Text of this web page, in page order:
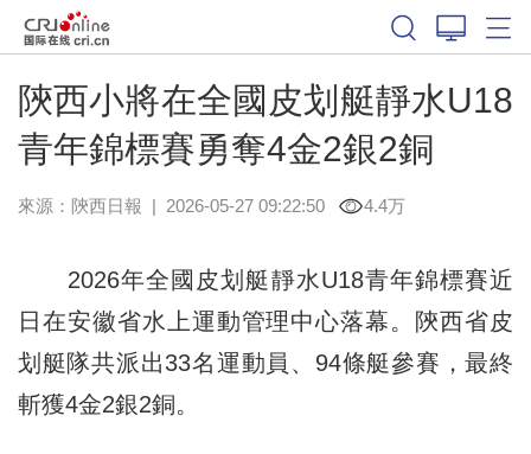
陝西小將在全國皮划艇靜水U18
青年錦標賽勇奪4金2銀2銅
來源： 陝西日報 | 2026-05-27 09:22:50 4.4万
2026年全國皮划艇靜水U18青年錦標賽近
日在安徽省水上運動管理中心落幕。陝西省皮
划艇隊共派出33名運動員、94條艇參賽，最終
斬獲4金2銀2銅。